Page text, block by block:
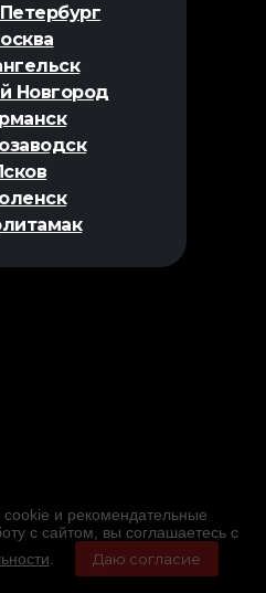
Новгород
и рекомендательные
с сайтом, вы соглашаетесь с
Даю согласие